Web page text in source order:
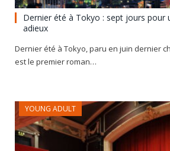
Dernier été à Tokyo : sept jours pour
adieux
Dernier été à Tokyo, paru en juin dernier
est le premier roman…
YOUNG ADULT